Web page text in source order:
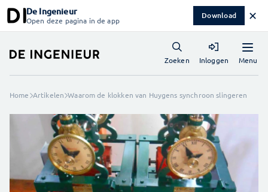
De Ingenieur
Open deze pagina in de app Download ✕
Menu
Zoeken Inloggen
Home Artikelen Waarom de klokken van Huygens synchroon slingeren